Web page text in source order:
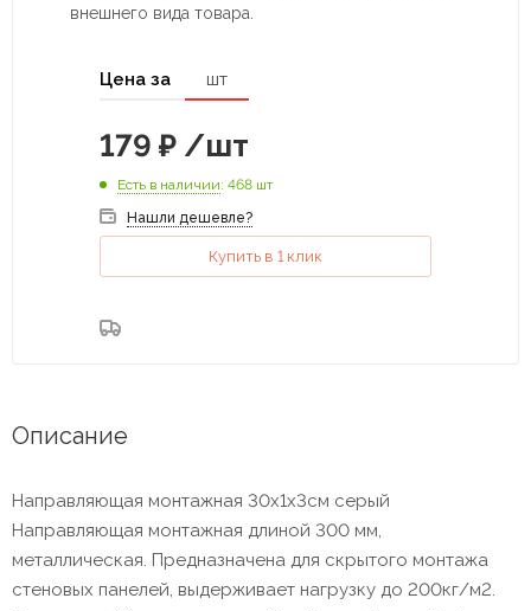
внешнего вида товара.
Цена за шт
179 ₽ /шт
Есть в наличии: 468 шт
Нашли дешевле?
Купить в 1 клик
Описание
Направляющая монтажная 30х1х3см серый
Направляющая монтажная длиной 300 мм,
металлическая. Предназначена для скрытого монтажа
стеновых панелей, выдерживает нагрузку до 200кг/м2.